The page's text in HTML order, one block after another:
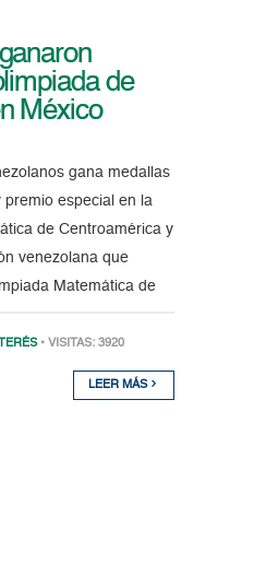
de
México
gana medallas
especial en la
de Centroamérica y
venezolana que
Matemática de
• VISITAS: 3920
LEER MÁS